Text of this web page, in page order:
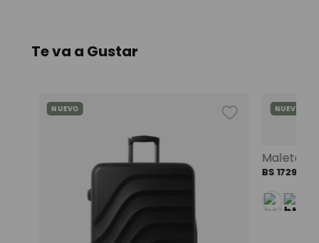
NUEVO
BS 1729